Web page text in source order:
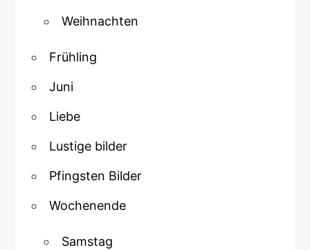
Weihnachten
Frühling
Juni
Liebe
Lustige bilder
Pfingsten Bilder
Wochenende
Samstag